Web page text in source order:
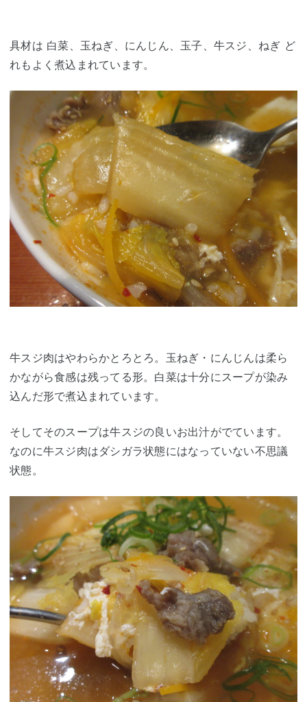
具材は 白菜、玉ねぎ、にんじん、玉子、牛スジ、ねぎ ど
れもよく煮込まれています。
牛スジ肉はやわらかとろとろ。玉ねぎ・にんじんは柔ら
かながら食感は残ってる形。白菜は十分にスープが染み
込んだ形で煮込まれています。
そしてそのスープは牛スジの良いお出汁がでています。
なのに牛スジ肉はダシガラ状態にはなっていない不思議
状態。